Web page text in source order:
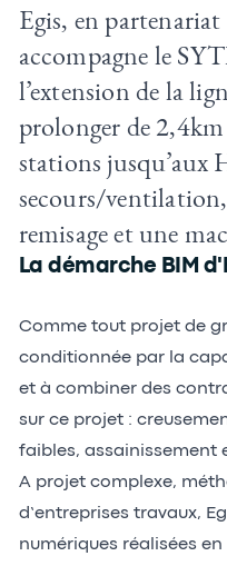
Egis, en
accompagne le
l’extension de la
prolonger de
stations jusqu’aux
secours/
remisage et une
La démarche BIM
Comme tout projet de
conditionnée par la
et à combiner des
sur ce projet :
faibles, assainissement
A projet complexe,
d’entreprises travaux,
numériques réalisées